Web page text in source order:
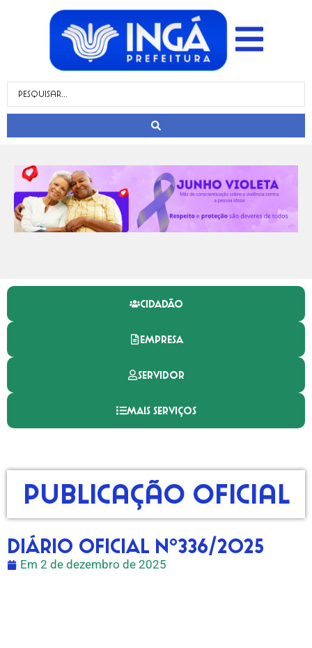
CIDADÃO
EMPRESA
SERVIDOR
MAIS SERVIÇOS
Publicação Oficial
DIÁRIO OFICIAL Nº336/2025
Em 2 de dezembro de 2025